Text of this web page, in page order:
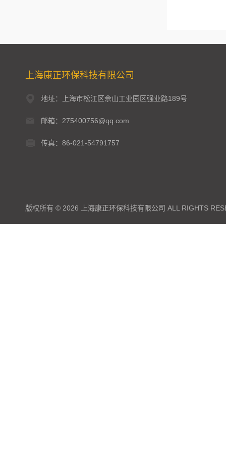
上海康正环保科技有限公司
地址：上海市松江区佘山工业园区强业路189号
邮箱：275400756@qq.com
传真：86-021-54791757
版权所有 © 2026 上海康正环保科技有限公司 ALL RIGHTS